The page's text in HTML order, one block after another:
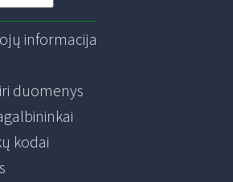
informacija
duomenys
kodai